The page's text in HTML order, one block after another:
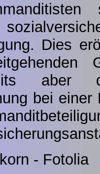
Dies
aber
bei einer
- Fotolia